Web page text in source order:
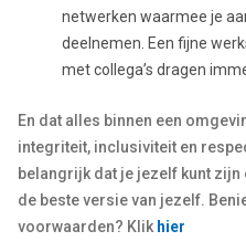
netwerken waarmee je
deelnemen. Een fijne
met collega’s dragen
En dat alles binnen een
integriteit, inclusiviteit en
belangrijk dat je jezelf kunt zijn
de beste versie van jezelf.
voorwaarden? Klik hier